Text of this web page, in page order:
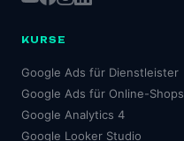
KURSE
Google Ads für Dienstleister
Google Ads für Online-Shops
Google Analytics 4
Google Looker Studio